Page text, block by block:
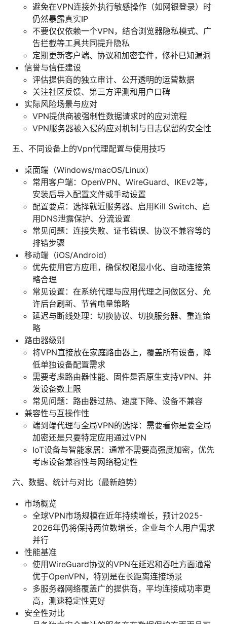
避免在VPN连接外执行敏感操作（如网银登录）时
仍然暴露真实IP
不要仅仅依赖一个VPN，结合浏览器隐私模式、广
告拦截等工具共同提升隐私
定期更新客户端、协议和加密套件，修补已知漏洞
信誉与信任建设
评估提供商的独立审计、公开透明的运营数据
关注社区反馈、第三方评测和用户口碑
实际风险场景与应对
VPN提供商被强制性数据请求时的应对流程
VPN服务器被入侵的应对机制与日志保留的安全性
五、不同设备上的Vpn代理配置与使用技巧
桌面端（Windows/macOS/Linux）
常用客户端：OpenVPN、WireGuard、IKEv2等，
安装后导入配置文件或手动设置
配置要点：选择就近服务器、启用Kill Switch、启
用DNS泄露保护、分流设置
常见问题：连接失败、证书错误、协议不兼容等的
排错步骤
移动端（iOS/Android）
优先使用官方应用，确保权限最小化、自动连接策
略合理
常见设置：在系统代理与应用代理之间做区分、允
许后台刷新、节省电量策略
延迟与断线处理：切换协议、切换服务器、重连策
略
路由器级别
将VPN直接放在家庭路由器上，覆盖所有设备，降
低单独设备配置需求
需要考虑路由器性能、固件是否原生支持VPN、并
发设备数上限
常见问题：路由器过热、速度下降、设备不兼容
兼容性与互操作性
端到端代理与全局VPN的选择：需要看你是要全局
加密还是只要特定应用通过VPN
IoT设备与智能家居：通常不需要高强度加密，优先
考虑设备兼容性与网络稳定性
六、数据、统计与对比（最新趋势）
市场概览
全球VPN市场规模在近年持续增长，预计2025-
2026年仍将保持两位数增长，企业与个人用户需求
并行
性能基准
使用WireGuard协议的VPN在延迟和吞吐方面通常
优于OpenVPN，特别是在长距离连接场景
多服务器网络覆盖广的提供商，平均连接成功率更
高，测速稳定性更好
安全性对比